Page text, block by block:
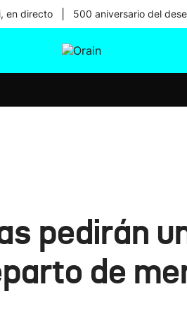
en directo 500 aniversario del
pedirán
de